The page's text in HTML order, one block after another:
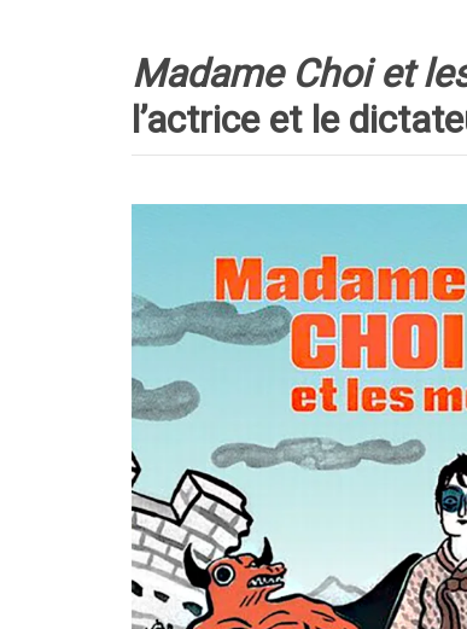
Madame Choi et
l’actrice et le